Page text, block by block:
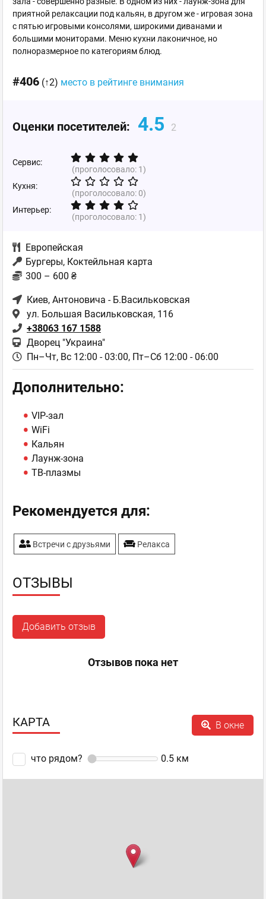
приятной релаксации под кальян, в другом же - игровая зона
с пятью игровыми консолями, широкими диванами и
большими мониторами. Меню кухни лаконичное, но
полноразмерное по категориям блюд.
#406 (↑2) место в рейтинге внимания
Оценки посетителей: 4.5 2
Сервис:
(проголосовало: 1)
Кухня:
(проголосовало:0)
Интерьер:
(проголосовало: 1)
Европейская
Бургеры, Коктейльная карта
300 – 600 ₴
Киев, Антоновича - Б.Васильковская
ул. Большая Васильковская, 116
+38063 167 1588
Дворец "Украина"
Пн–Чт, Вс 12:00 - 03:00, Пт–Сб 12:00 - 06:00
Дополнительно:
VIP-зал
WiFi
Кальян
Лаунж-зона
ТВ-плазмы
Рекомендуется для:
Встречи с друзьями Релакса
ОТЗЫВЫ
Добавить отзыв
Отзывов пока нет
КАРТА В окне
что рядом? 0.5 км